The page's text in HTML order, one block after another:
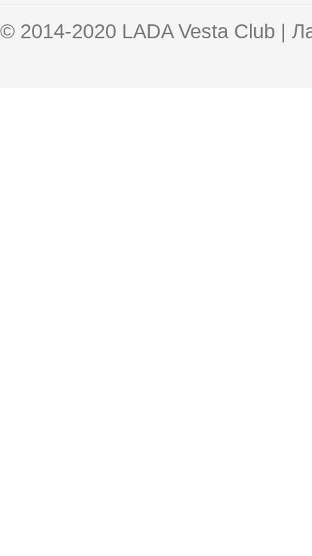
© 2014-2020 LADA Vesta Club |